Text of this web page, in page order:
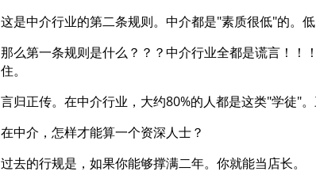
这是中介行业的第二条规则。中介都是"素质很低"的。低
那么第一条规则是什么？？？中介行业全都是谎言！！
住。
言归正传。在中介行业，大约80%的人都是这类"学徒"。
在中介，怎样才能算一个资深人士？
过去的行规是，如果你能够撑满二年。你就能当店长。